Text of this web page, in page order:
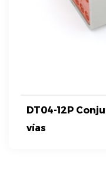
DT04-12P
vías